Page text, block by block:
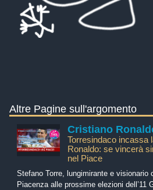
Altre Pagine sull'argomento
Cristiano
Torresindaco incassa
Ronaldo: se vincerà
nel Piace
Stefano Torre, lungimirante e visionario
Piacenza alle prossime elezioni dell’11